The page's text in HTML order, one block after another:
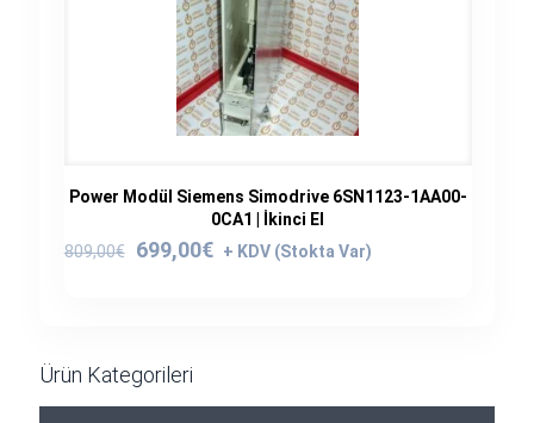
Power Modül Siemens Simodrive 6SN1123-1AA00-
0CA1 | İkinci El
809,00€
Orijinal
699,00€
Şu
Ürün Kategorileri